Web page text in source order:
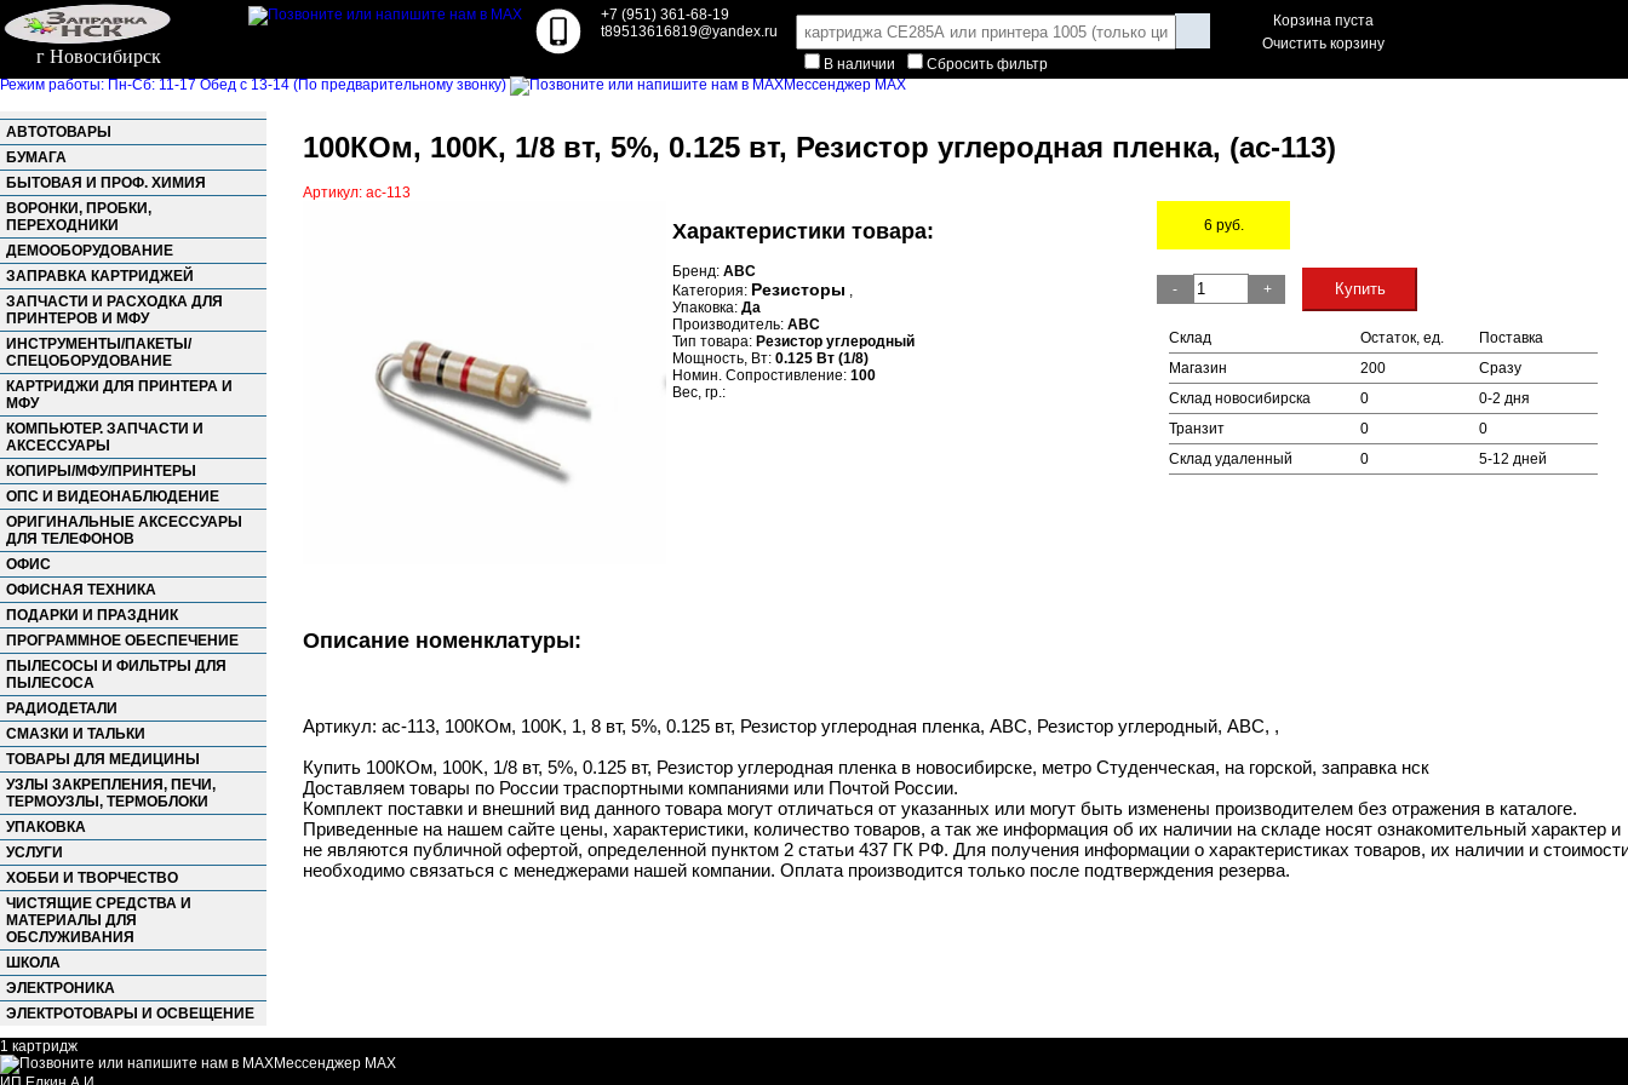
г Новосибирск
+7 (951) 361-68-19
t89513616819@yandex.ru
В наличии
Сбросить фильтр
Корзина пуста
Очистить корзину
Режим работы: Пн-Сб: 11-17 Обед с 13-14 (По предварительному звонку) Мессенджер MAX
АВТОТОВАРЫ
БУМАГА
БЫТОВАЯ И ПРОФ. ХИМИЯ
ВОРОНКИ, ПРОБКИ,
ПЕРЕХОДНИКИ
ДЕМООБОРУДОВАНИЕ
ЗАПРАВКА КАРТРИДЖЕЙ
ЗАПЧАСТИ И РАСХОДКА ДЛЯ
ПРИНТЕРОВ И МФУ
ИНСТРУМЕНТЫ/ПАКЕТЫ/
СПЕЦОБОРУДОВАНИЕ
КАРТРИДЖИ ДЛЯ ПРИНТЕРА И
МФУ
КОМПЬЮТЕР. ЗАПЧАСТИ И
АКСЕССУАРЫ
КОПИРЫ/МФУ/ПРИНТЕРЫ
ОПС И ВИДЕОНАБЛЮДЕНИЕ
ОРИГИНАЛЬНЫЕ АКСЕССУАРЫ
ДЛЯ ТЕЛЕФОНОВ
ОФИС
ОФИСНАЯ ТЕХНИКА
ПОДАРКИ И ПРАЗДНИК
ПРОГРАММНОЕ ОБЕСПЕЧЕНИЕ
ПЫЛЕСОСЫ И ФИЛЬТРЫ ДЛЯ
ПЫЛЕСОСА
РАДИОДЕТАЛИ
СМАЗКИ И ТАЛЬКИ
ТОВАРЫ ДЛЯ МЕДИЦИНЫ
УЗЛЫ ЗАКРЕПЛЕНИЯ, ПЕЧИ,
ТЕРМОУЗЛЫ, ТЕРМОБЛОКИ
УПАКОВКА
УСЛУГИ
ХОББИ И ТВОРЧЕСТВО
ЧИСТЯЩИЕ СРЕДСТВА И
МАТЕРИАЛЫ ДЛЯ
ОБСЛУЖИВАНИЯ
ШКОЛА
ЭЛЕКТРОНИКА
ЭЛЕКТРОТОВАРЫ И ОСВЕЩЕНИЕ
100КОм, 100K, 1/8 вт, 5%, 0.125 вт, Резистор углеродная пленка, (ac-113)
Артикул: ac-113
Характеристики товара:
Бренд: ABC
Категория: Резисторы ,
Упаковка: Да
Производитель: ABC
Тип товара: Резистор углеродный
Мощность, Вт: 0.125 Вт (1/8)
Номин. Сопростивление: 100
Вес, гр.:
6 руб.
-
+ Купить
Склад Остаток, ед.
Поставка
Магазин
200
Сразу
Склад новосибирска
0
0-2 дня
Транзит
0
0
Склад удаленный
0 5-12 дней
Описание номенклатуры:
Артикул: ac-113, 100КОм, 100K, 1, 8 вт, 5%, 0.125 вт, Резистор углеродная пленка, ABC, Резистор углеродный, ABC, ,
Купить 100КОм, 100K, 1/8 вт, 5%, 0.125 вт, Резистор углеродная пленка в новосибирске, метро Студенческая, на горской, заправка нск
Доставляем товары по России траспортными компаниями или Почтой России.
Комплект поставки и внешний вид данного товара могут отличаться от указанных или могут быть изменены производителем без отражения в каталоге.
Приведенные на нашем сайте цены, характеристики, количество товаров, а так же информация об их наличии на складе носят ознакомительный характер и
не являются публичной офертой, определенной пунктом 2 статьи 437 ГК РФ. Для получения информации о характеристиках товаров, их наличии и
необходимо связаться с менеджерами нашей компании. Оплата производится только после подтверждения резерва.
1 картридж
Мессенджер MAX